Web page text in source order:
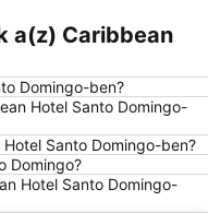
a(z) Caribbean
Domingo-ben?
Hotel Santo Domingo-
Santo Domingo-ben?
Domingo?
Hotel Santo Domingo-